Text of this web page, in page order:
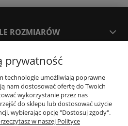
ROZMIARÓW
CZAS I KOSZTY DOSTAWY
KONTAKT
prywatność
technologie umożliwiają poprawne
nam dostosować ofertę do Twoich
wykorzystanie przez nas
do sklepu lub dostosować użycie
wybierając opcję "Dostosuj zgody".
w naszej Polityce